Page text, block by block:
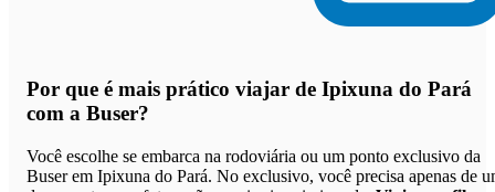
Por que é mais prático viajar de Ipixuna do Pará
com a Buser?
Você escolhe se embarca na rodoviária ou um ponto exclusivo da
Buser em Ipixuna do Pará. No exclusivo, você precisa apenas de